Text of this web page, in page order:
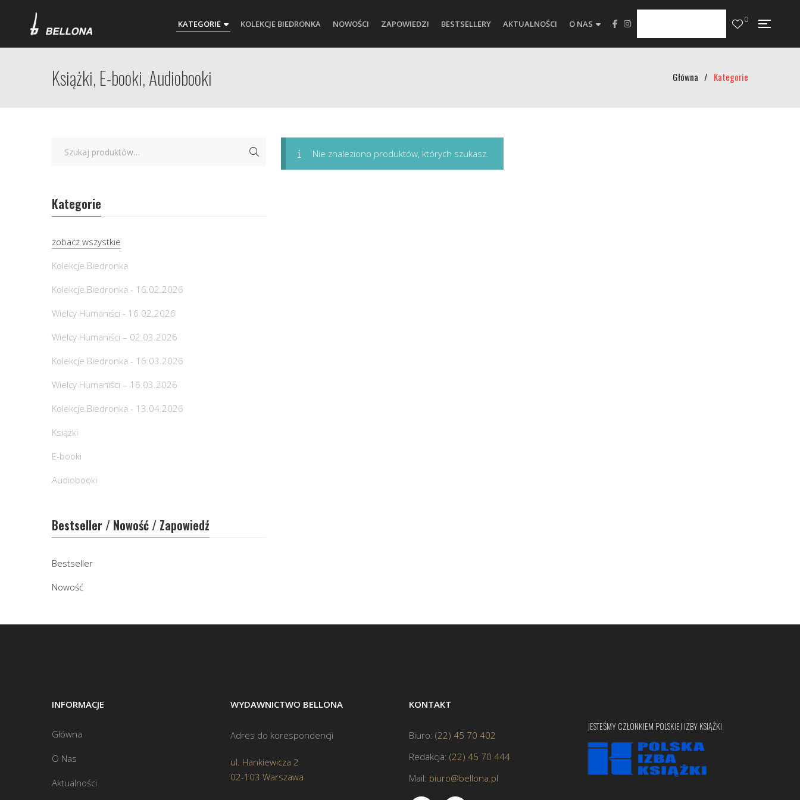
KATEGORIE KOLEKCJE BIEDRONKA NOWOŚCI ZAPOWIEDZI BESTSELLERY AKTUALNOŚCI O NAS 0
Książki, E-booki, Audiobooki Główna / Kategorie
Nie znaleziono produktów, których szukasz.
Kategorie
zobacz wszystkie
Kolekcje Biedronka
Kolekcje Biedronka - 16.02.2026
Wielcy Humaniści - 16.02.2026
Wielcy Humaniści – 02.03.2026
Kolekcje Biedronka - 16.03.2026
Wielcy Humaniści – 16.03.2026
Kolekcje Biedronka - 13.04.2026
Książki
E-booki
Audiobooki
Bestseller / Nowość / Zapowiedź
Bestseller
Nowość
INFORMACJE
Główna
O Nas
Aktualności
WYDAWNICTWO BELLONA
Adres do korespondencji
ul. Hankiewicza 2
02-103 Warszawa
KONTAKT
Biuro: (22) 45 70 402
Redakcja: (22) 45 70 444
Mail: biuro@bellona.pl
JESTEŚMY CZŁONKIEM POLSKIEJ IZBY KSIĄŻKI